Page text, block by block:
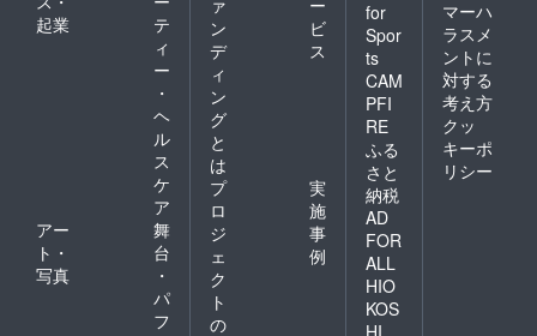
起業
テ
ィ
ー
・
ヘ
ル
ス
ケ
ア
アー
ト・
写真
舞
台
・
パ
フ
ン
デ
ィ
ン
グ
と
は
ビ
ス
プ
ロ
ジ
ェ
ク
ト
の
実
施
事
例
for
Spor
ts
CAM
PFI
RE
ふる
さと
納税
AD
FOR
ALL
HIO
KOS
HI
マーハ
ラスメ
ントに
対する
考え方
クッ
キーポ
リシー